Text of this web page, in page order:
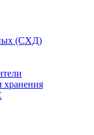
(СХД)
хранения